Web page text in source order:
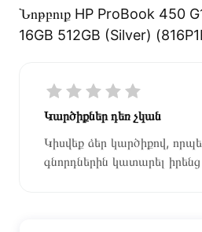
Նոթբուք HP ProBook 450
16GB 512GB (Silver)
Կարծիքներ դեռ չկան
Կիսվեք ձեր կարծիքով,
գնորդներին կատարել իրենց